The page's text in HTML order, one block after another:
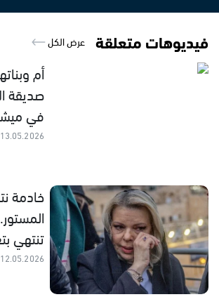
فيديوهات متعلقة عرض الكل
أم
صديقة
في
13.05.2026
خادمة
تنتهي
12.05.2026